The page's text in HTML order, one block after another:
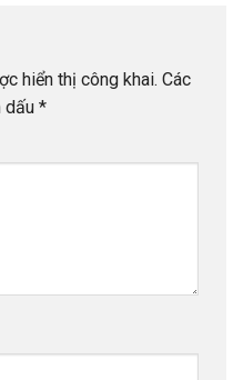
hiển thị công khai. Các
dấu *